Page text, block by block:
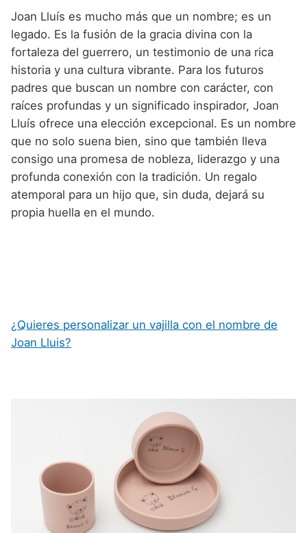
Joan Lluís es mucho más que un nombre; es un
legado. Es la fusión de la gracia divina con la
fortaleza del guerrero, un testimonio de una rica
historia y una cultura vibrante. Para los futuros
padres que buscan un nombre con carácter, con
raíces profundas y un significado inspirador, Joan
Lluís ofrece una elección excepcional. Es un nombre
que no solo suena bien, sino que también lleva
consigo una promesa de nobleza, liderazgo y una
profunda conexión con la tradición. Un regalo
atemporal para un hijo que, sin duda, dejará su
propia huella en el mundo.
¿Quieres personalizar un vajilla con el nombre de
Joan Lluis?